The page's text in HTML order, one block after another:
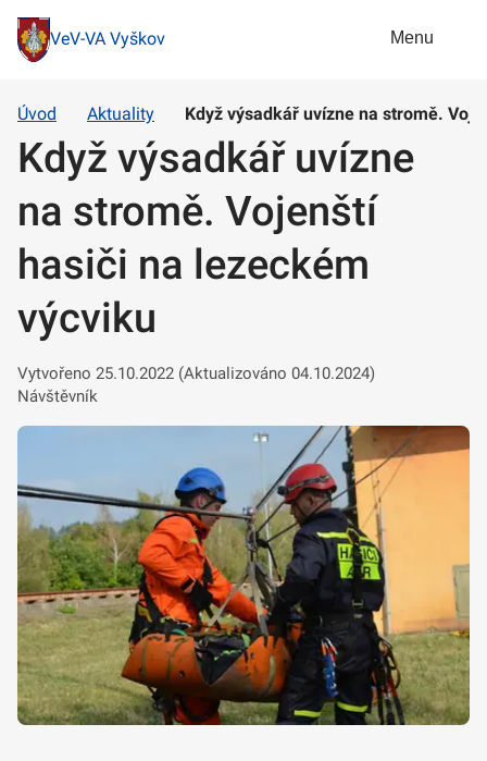
VeV-VA Vyškov Menu
Úvod Aktuality Když výsadkář uvízne na stromě.
Když výsadkář uvízne
na stromě. Vojenští
hasiči na lezeckém
výcviku
Vytvořeno 25.10.2022 (Aktualizováno 04.10.2024)
Návštěvník